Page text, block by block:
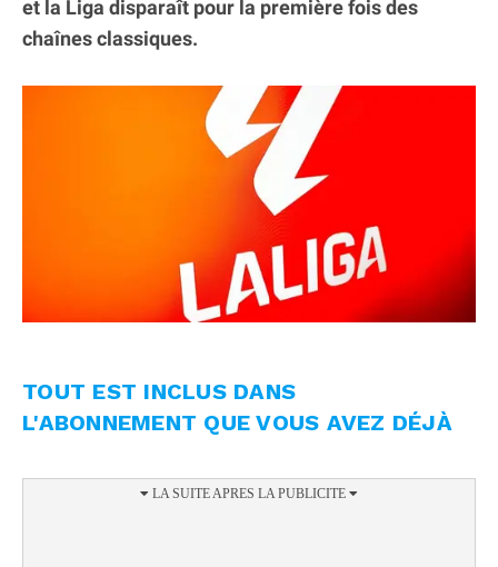
et la Liga disparaît pour la première fois des
chaînes classiques.
TOUT EST INCLUS DANS
L'ABONNEMENT QUE VOUS AVEZ DÉJÀ